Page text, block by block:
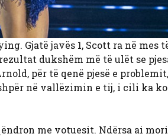
Gjatë javës 1, Scott ra në mes
dukshëm më të ulët se
për të qenë pjesë e
në vallëzimin e tij, i cili ka
me votuesit. Ndërsa ai